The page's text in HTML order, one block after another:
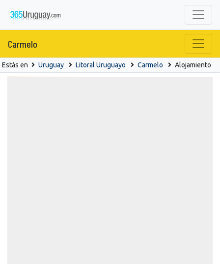
Carmelo
Estás en Uruguay Litoral Uruguayo Carmelo Alojamiento